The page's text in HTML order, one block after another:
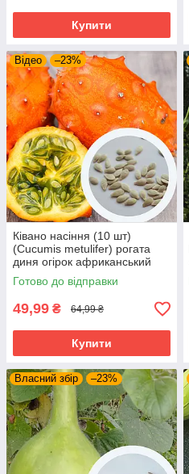
Купити
Відео –23%
Ківано насіння (10 шт)
(Cucumis metulifer) рогата
диня огірок африканський
Готово до відправки
49,99 ₴ 64,99 ₴
Купити
Власний збір –23%